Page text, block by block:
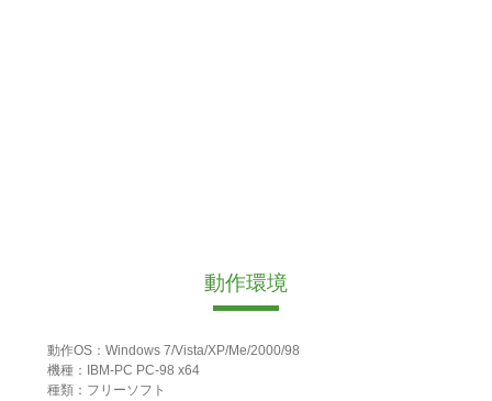
動作環境
動作OS：Windows 7/Vista/XP/Me/2000/98
機種：IBM-PC PC-98 x64
種類：フリーソフト